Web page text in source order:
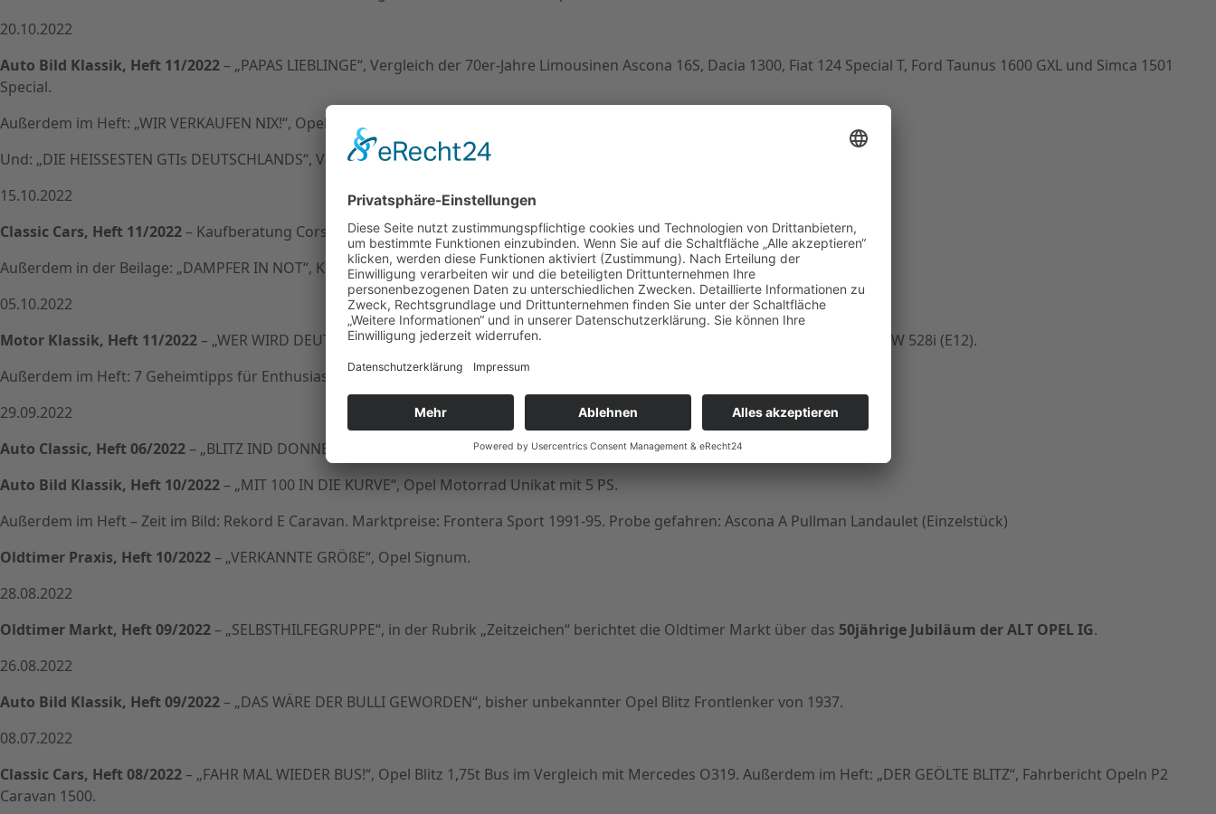
20.10.2022
Auto Bild Klassik, Heft 11/2022– „PAPAS LIEBLINGE“, Vergleich der 70er-Jahre Limousinen Ascona 16S, Dacia 1300, Fiat 124 Special T, Ford Taunus 1600 GXL und Simca 1501
Special.
Außerdem im Heft: „WIR VERKAUFEN NIX!“, Opel 1,2 Liter seit fast 90 Jahren im Familienbesitz.
Und: „DIE HEISSESTEN GTIs DEUTSCHLANDS“, Vergleichstest von 1990, Kadett E GSi 16V gegen VW Rallye Golf.
15.10.2022
Classic Cars, Heft 11/2022– Kaufberatung Corsa B GSi.
Außerdem in der Beilage: „DAMPFER IN NOT“, Kaufberatung Kombis, Omega A Caravan.
05.10.2022
Motor Klassik, Heft 11/2022– „WER WIRD DEUTSCHER MEISTER?“, Senator A1 2.8 S im Vergleich mit Mercedes 250 (W123) und BMW 528i (E12).
Außerdem im Heft: 7 Geheimtipps für Enthusiasten, unter anderem Monza A2 GSE.
29.09.2022
Auto Classic, Heft 06/2022– „BLITZ IND DONNER AUS RÜSSELSHEIM“, Kadett C GT/E 2000 („1000er“) im Portrait.
Auto Bild Klassik, Heft 10/2022– „MIT 100 IN DIE KURVE“, Opel Motorrad Unikat mit 5 PS.
Außerdem im Heft – Zeit im Bild: Rekord E Caravan. Marktpreise: Frontera Sport 1991-95. Probe gefahren: Ascona A Pullman Landaulet (Einzelstück)
Oldtimer Praxis, Heft 10/2022– „VERKANNTE GRÖßE“, Opel Signum.
28.08.2022
Oldtimer Markt, Heft 09/2022– „SELBSTHILFEGRUPPE“, in der Rubrik „Zeitzeichen“ berichtet die Oldtimer Markt über das 50jährige Jubiläum der ALT OPEL IG.
26.08.2022
Auto Bild Klassik, Heft 09/2022– „DAS WÄRE DER BULLI GEWORDEN“, bisher unbekannter Opel Blitz Frontlenker von 1937.
08.07.2022
Classic Cars, Heft 08/2022– „FAHR MAL WIEDER BUS!“, Opel Blitz 1,75t Bus im Vergleich mit Mercedes O319. Außerdem im Heft: „DER GEÖLTE BLITZ“, Fahrbericht Opeln P2
Caravan 1500.